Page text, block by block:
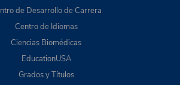
de Desarrollo de Carrera
Centro de Idiomas
Ciencias Biomédicas
EducationUSA
Grados y Títulos